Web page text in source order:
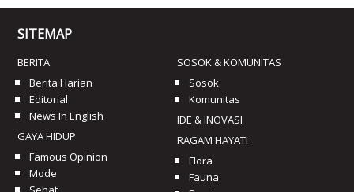
SITEMAP
BERITA
Berita Harian
Editorial
News In English
GAYA HIDUP
Famous Opinion
Mode
SOSOK & KOMUNITAS
Sosok
Komunitas
IDE & INOVASI
RAGAM HAYATI
Flora
Fauna